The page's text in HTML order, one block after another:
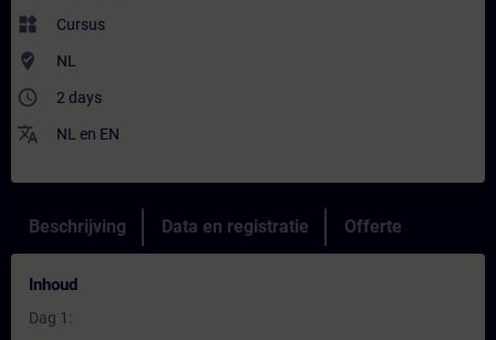
widgets Cursus
where_to_vote NL
access_time 2 days
translate NL en EN
Beschrijving Data en registratie Offerte
Inhoud
Dag 1: